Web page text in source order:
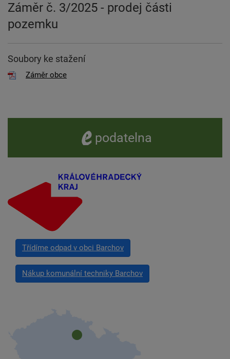
Záměr č. 3/2025 - prodej části
pozemku
Soubory ke stažení
Záměr obce
e -podatelna
Třídíme odpad v obci Barchov
Nákup komunální techniky Barchov